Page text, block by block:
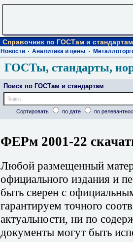
Справочник по ГОСТам и стандартам
Новости Аналитика и цены
ГОСТы, стандарты,
Поиск по ГОСТам и стандартам
Сортировать по дате по
ФЕРм 2001-22
Любой размещенный
официального издания и
быть сверен с
гарантируем точного
актуальности, ни по
документы могут быть